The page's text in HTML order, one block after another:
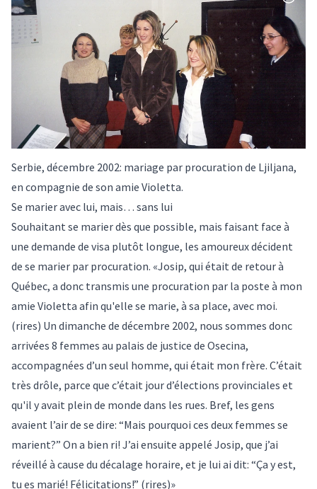
Serbie, décembre 2002: mariage par procuration de Ljiljana,
en compagnie de son amie Violetta.
Se marier avec lui, mais… sans lui
Souhaitant se marier dès que possible, mais faisant face à
une demande de visa plutôt longue, les amoureux décident
de se marier par procuration. «Josip, qui était de retour à
Québec, a donc transmis une procuration par la poste à mon
amie Violetta afin qu'elle se marie, à sa place, avec moi.
(rires) Un dimanche de décembre 2002, nous sommes donc
arrivées 8 femmes au palais de justice de Osecina,
accompagnées d’un seul homme, qui était mon frère. C’était
très drôle, parce que c’était jour d’élections provinciales et
qu'il y avait plein de monde dans les rues. Bref, les gens
avaient l’air de se dire: “Mais pourquoi ces deux femmes se
marient?” On a bien ri! J’ai ensuite appelé Josip, que j’ai
réveillé à cause du décalage horaire, et je lui ai dit: “Ça y est,
tu es marié! Félicitations!” (rires)»